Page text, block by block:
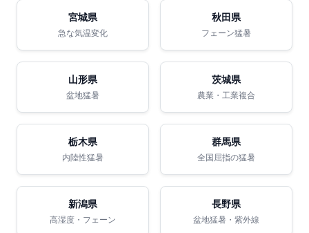
宮城県
急な気温変化
秋田県
フェーン猛暑
山形県
盆地猛暑
茨城県
農業・工業複合
栃木県
内陸性猛暑
群馬県
全国屈指の猛暑
新潟県
高湿度・フェーン
長野県
盆地猛暑・紫外線